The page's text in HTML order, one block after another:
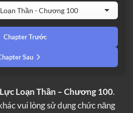
Chapter Trước
Sau
Loạn Thần – Chương 100.
vui lòng sử dụng chức năng